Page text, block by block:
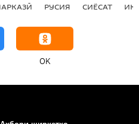
РУСИЯ СИЁСАТ
OK